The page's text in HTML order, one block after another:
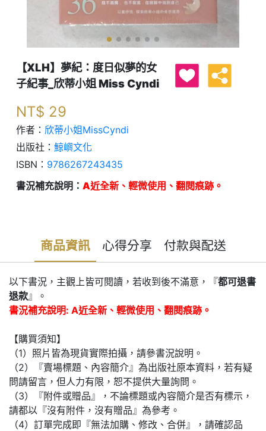
【XLH】夢紀：度日似夢的女
子紀事_欣蒂小姐 Miss Cyndi
NT$ 29
作者： 欣蒂小姐MissCyndi
出版社： 鯨嶼文化
ISBN： 9786267243435
書況補充說明： A近全新、輕微使用、翻閱痕跡。
商品資訊 心得分享 付款與配送
以下書況，主觀上皆可閱讀，若收到後不滿意，『都可退書
退款』。
書況補充說明: A近全新、輕微使用、翻閱痕跡。
【購買須知】
（1）照片皆為現貨實際拍攝，請參書況說明。
（2）『賣場標題、內容簡介』為出版社原本資料，若有疑
問請留言，但人力有限，恕不提供大量詢問。
（3）『附件或贈品』，不論標題或內容簡介是否有標示，
請都以『沒有附件，沒有贈品』為參考。
（4）訂單完成即『無法加購、修改、合併』，請確認品